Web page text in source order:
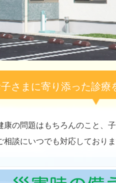
さまに寄り添った診療
の問題はもちろんのこと、
談にいつでも対応しており